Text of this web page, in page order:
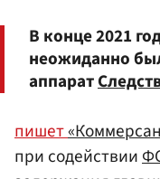
В конце 2021
неожиданно
аппарат
пишет
при содействии